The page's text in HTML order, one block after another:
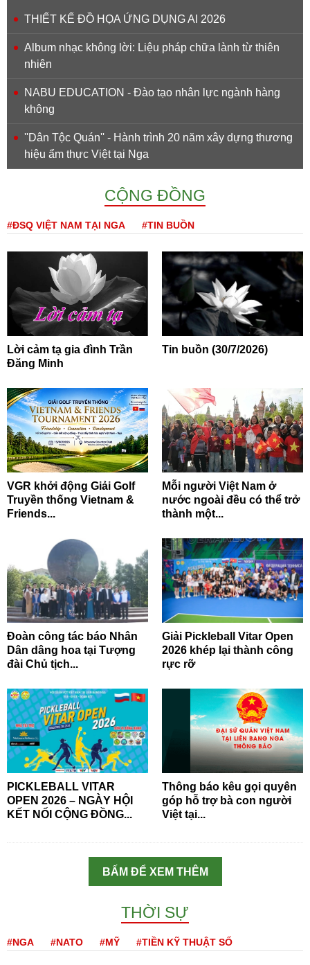
THIẾT KẾ ĐỒ HỌA ỨNG DỤNG AI 2026
Album nhạc không lời: Liệu pháp chữa lành từ thiên
nhiên
NABU EDUCATION - Đào tạo nhân lực ngành hàng
không
''Dân Tộc Quán'' - Hành trình 20 năm xây dựng thương
hiệu ẩm thực Việt tại Nga
CỘNG ĐỒNG
#ĐSQ VIỆT NAM TẠI NGA #TIN BUỒN
Lời cảm tạ gia đình Trần
Đăng Minh
Tin buồn (30/7/2026)
VGR khởi động Giải Golf
Truyền thống Vietnam &
Friends...
Mỗi người Việt Nam ở
nước ngoài đều có thể trở
thành một...
Đoàn công tác báo Nhân
Dân dâng hoa tại Tượng
đài Chủ tịch...
Giải Pickleball Vitar Open
2026 khép lại thành công
rực rỡ
PICKLEBALL VITAR
OPEN 2026 – NGÀY HỘI
KẾT NỐI CỘNG ĐỒNG...
Thông báo kêu gọi quyên
góp hỗ trợ bà con người
Việt tại...
BẤM ĐỂ XEM THÊM
THỜI SỰ
#NGA #NATO #MỸ #TIỀN KỸ THUẬT SỐ